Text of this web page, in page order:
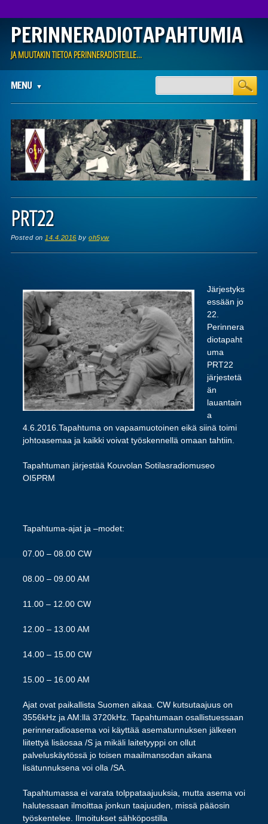
PERINNERADIOTAPAHTUMIA
JA MUUTAKIN TIETOA PERINNERADISTEILLE…
Main menu
content
MENU
PRT22
Posted on 14.4.2016 byoh5yw
Järjestyks
essään jo
22.
Perinnera
diotapaht
uma
PRT22
järjestetä
än
lauantain
a
4.6.2016.Tapahtuma on vapaamuotoinen eikä siinä toimi
johtoasemaa ja kaikki voivat työskennellä omaan tahtiin.
Tapahtuman järjestää Kouvolan Sotilasradiomuseo
OI5PRM
Tapahtuma-ajat ja –modet:
07.00 – 08.00 CW
08.00 – 09.00 AM
11.00 – 12.00 CW
12.00 – 13.00 AM
14.00 – 15.00 CW
15.00 – 16.00 AM
Ajat ovat paikallista Suomen aikaa. CW kutsutaajuus on
3556kHz ja AM:llä 3720kHz. Tapahtumaan osallistuessaan
perinneradioasema voi käyttää asematunnuksen jälkeen
liitettyä lisäosaa /S ja mikäli laitetyyppi on ollut
palveluskäytössä jo toisen maailmansodan aikana
lisätunnuksena voi olla /SA.
Tapahtumassa ei varata tolppataajuuksia, mutta asema voi
halutessaan ilmoittaa jonkun taajuuden, missä pääosin
työskentelee. Ilmoitukset sähköpostilla